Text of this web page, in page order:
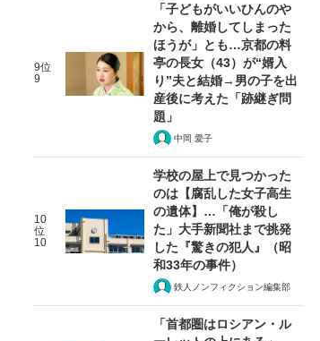
9位
9
「子どもがいいひんのや
から、離婚してしまった
ほうが」とも…京都の料
亭の長女（43）が“婿入
り”夫と結婚→男の子を出
産後に考えた「跡継ぎ問
題」
中岡 愛子
10
位
10
学校の屋上で見つかった
のは【腐乱した女子高生
の遺体】…「俺が殺し
た」大手新聞社まで挑発
した『驚きの犯人』（昭
和33年の事件）
鉄人ノンフィクション編集部
「首都圏はロシアン・ル